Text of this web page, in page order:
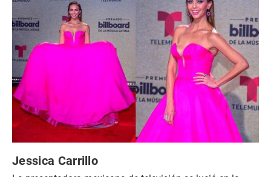
Jessica Carrillo